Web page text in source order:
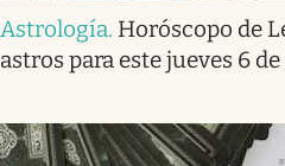
Astrología. Horóscopo de
astros para este jueves 6